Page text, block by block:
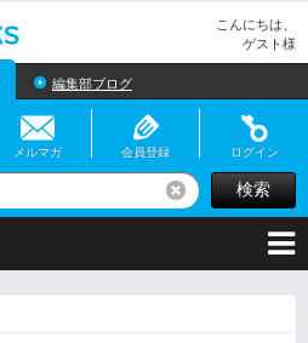
こんにちは、
ゲスト様
編集部ブログ
メルマガ 会員登録 ログイン
リセット検索